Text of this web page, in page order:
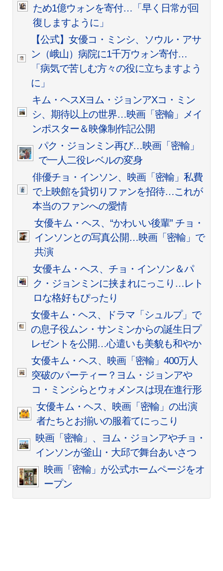
ため1億ウォンを寄付…「早く日常が回
復しますように」
【公式】女優コ・ミンシ、ソウル・アサ
ン（峨山）病院に1千万ウォン寄付…
「病気で苦しむ方々の役に立ちますよう
に」
キム・ヘスXヨム・ジョンアXコ・ミン
シ、期待以上の世界…映画「密輸」メイ
ンポスター＆映像制作記公開
パク・ジョンミン再び…映画「密輸」
で一人二役レベルの変身
俳優チョ・インソン、映画「密輸」私費
で上映館を貸切りファンを招待…これが
本当のファンへの愛情
女優キム・ヘス、“かわいい後輩” チョ・
インソンとの写真公開…映画「密輸」で
共演
女優キム・ヘス、チョ・インソン＆パ
ク・ジョンミンに挟まれにっこり…レト
ロな格好もぴったり
女優キム・ヘス、ドラマ「シュルプ」で
の息子役ムン・サンミンからの誕生日プ
レゼントを公開…心遣いも美貌も和やか
女優キム・ヘス、映画「密輸」400万人
突破のパーティー？ヨム・ジョンアや
コ・ミンシらとウォメンスは現在進行形
女優キム・ヘス、映画「密輸」の出演
者たちとお揃いの服着てにっこり
映画「密輸」、ヨム・ジョンアやチョ・
インソンが釜山・大邱で舞台あいさつ
映画「密輸」が公式ホームページをオ
ープン